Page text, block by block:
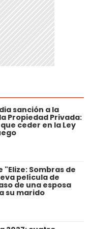
sanción a la
Propiedad Privada:
ceder en la Ley
"Elize: Sombras de
película de
de una esposa
su marido